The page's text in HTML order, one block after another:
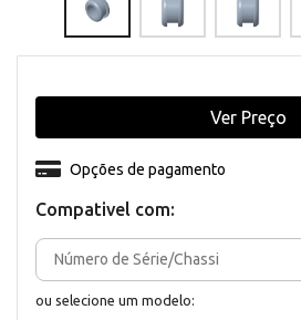
Compativel com:
ou selecione um modelo:
Opções de pagamento
Ver Preço